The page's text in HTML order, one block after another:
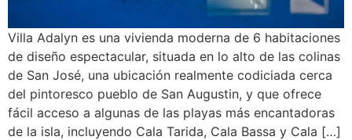
Villa Adalyn es una vivienda moderna de 6 habitaciones
de diseño espectacular, situada en lo alto de las colinas
de San José, una ubicación realmente codiciada cerca
del pintoresco pueblo de San Augustin, y que ofrece
fácil acceso a algunas de las playas más encantadoras
de la isla, incluyendo Cala Tarida, Cala Bassa y Cala […]